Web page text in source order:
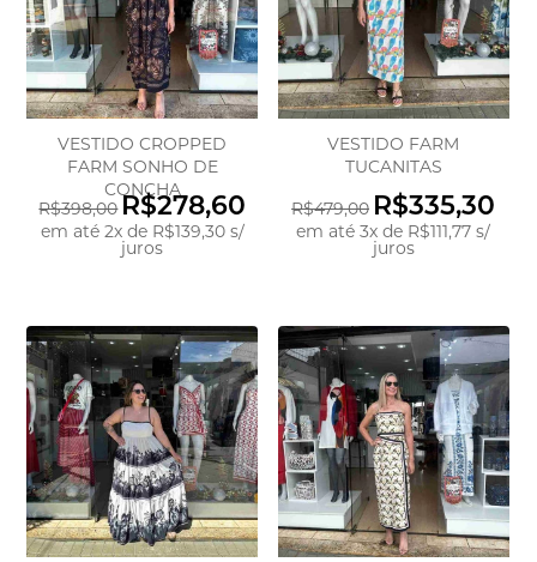
VESTIDO CROPPED
FARM SONHO DE
CONCHA
R$398,00R$278,60
em até 2xde R$139,30s/
juros
VESTIDO FARM
TUCANITAS
R$479,00 R$335,30
em até3x de R$111,77 s/
juros